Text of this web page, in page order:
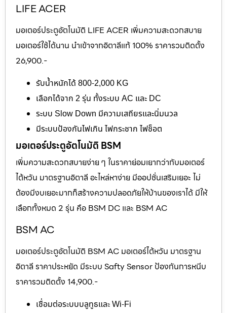
LIFE ACER
มอเตอร์ประตูอัตโนมัติ LIFE ACER เพิ่มความสะดวกสบาย
มอเตอร์ใช้ได้นาน นำเข้าจากอิตาลีแท้ 100% ราคารวมติดตั้ง
26,900.-
รับน้ำหนักได้ 800-2,000 KG
เลือกได้จาก 2 รุ่น ทั้งระบบ AC และ DC
ระบบ Slow Down มีความเสถียรและนิ่มนวล
มีระบบป้องกันไฟเกิน ไฟกระชาก ไฟช็อต
มอเตอร์ประตูอัตโนมัติ BSM
เพิ่มความสะดวกสบายง่าย ๆ ในราคาย่อมเยากว่ากับมอเตอร์
ไต้หวัน มาตรฐานอิตาลี อะไหล่หาง่าย มีออปชั่นเสริมเยอะ ไม่
ต้องมีงบเยอะมากก็สร้างความปลอดภัยให้บ้านของเราได้ มีให้
เลือกทั้งหมด 2 รุ่น คือ BSM DC และ BSM AC
BSM AC
มอเตอร์ประตูอัตโนมัติ BSM AC มอเตอร์ไต้หวัน มาตรฐาน
อิตาลี ราคาประหยัด มีระบบ Safty Sensor ป้องกันการหนีบ
ราคารวมติดตั้ง 14,900.-
เชื่อมต่อระบบบลูทูธและ Wi-Fi